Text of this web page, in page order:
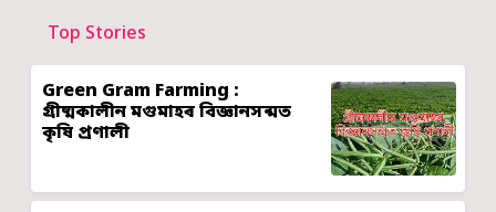
Top Stories
Green Gram Farming :
গ্ৰীষ্মকালীন মগুমাহৰ বিজ্ঞানসন্মত
কৃষি প্ৰণালী